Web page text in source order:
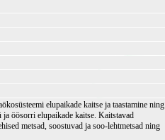
elupaikade kaitse ja taastamine ning
öösorri elupaikade kaitse. Kaitstavad
metsad, soostuvad ja soo-lehtmetsad ning